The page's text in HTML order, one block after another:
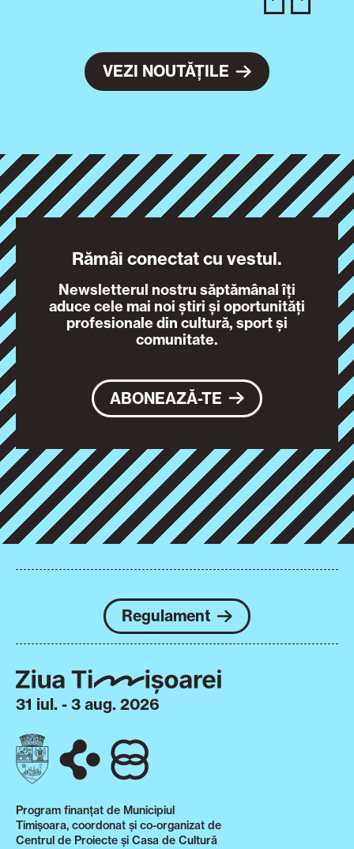
VEZI NOUTĂȚILE
Rămâi conectat cu vestul.
Newsletterul nostru săptămânal îți
aduce cele mai noi știri și oportunități
profesionale din cultură, sport și
comunitate.
ABONEAZĂ-TE
Regulament
31 iul. - 3 aug. 2026
Program finanțat de Municipiul
Timișoara, coordonat și co-organizat de
Centrul de Proiecte și Casa de Cultură